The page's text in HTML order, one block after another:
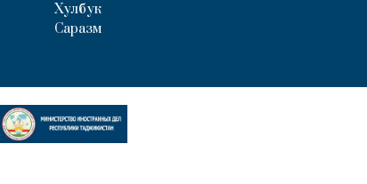
Хулбук
Саразм